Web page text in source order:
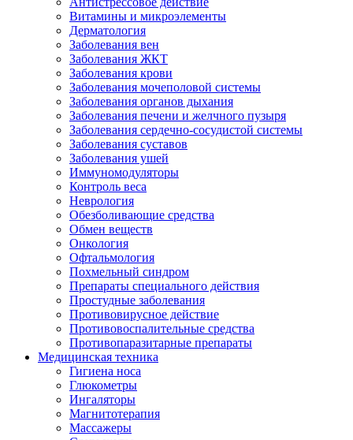
Витамины и микроэлементы
Дерматология
Заболевания вен
Заболевания ЖКТ
Заболевания крови
Заболевания мочеполовой системы
Заболевания органов дыхания
Заболевания печени и желчного пузыря
Заболевания сердечно-сосудистой системы
Заболевания суставов
Заболевания ушей
Иммуномодуляторы
Контроль веса
Неврология
Обезболивающие средства
Обмен веществ
Онкология
Офтальмология
Похмельный синдром
Препараты специального действия
Простудные заболевания
Противовирусное действие
Противовоспалительные средства
Противопаразитарные препараты
Медицинская техника
Гигиена носа
Глюкометры
Ингаляторы
Магнитотерапия
Массажеры